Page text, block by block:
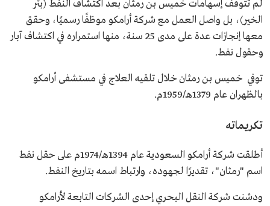
لم تتوقف إسهامات خميس بن رمثان بعد اكتشاف النفط (بئر
الخير)، بل واصل العمل مع شركة أرامكو موظفًا رسميًا، وحقق
معها إنجازات عدة على مدى 25 سنة، منها استمراره في اكتشاف آبار
وحقول نفط.
توفي خميس بن رمثان خلال تلقيه العلاج في مستشفى أرامكو
بالظهران عام 1379هـ/1959م.
تكريماته
أطلقت شركة أرامكو السعودية عام 1394هـ/1974م على حقل نفط
اسم "رمثان"، تقديرًا لجهوده، وارتباط اسمه بتاريخ النفط.
ودشنت شركة النقل البحري إحدى الشركات التابعة لأرامكو